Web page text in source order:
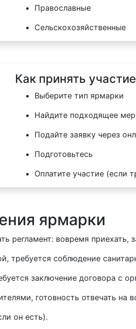
Православные
Сельскохозяйственные
Как принять
Выберите тип ярмарки
Найдите подходящее
Подайте заявку через
Подготовьтесь
Оплатите участие (если
ярмарки
регламент: вовремя приехать,
требуется соблюдение
заключение договора с
готовность отвечать на
он есть).